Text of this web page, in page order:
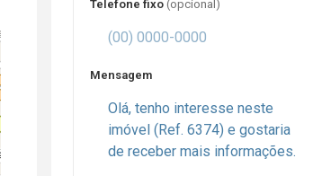
Telefone fixo (opcional)
Mensagem